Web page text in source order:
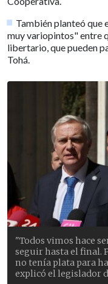
También planteó que
muy variopintos" entre
libertario, que pueden
Tohá.
"Todos vimos hace
seguir hasta el final.
no tenía plata para
explicó el legislador